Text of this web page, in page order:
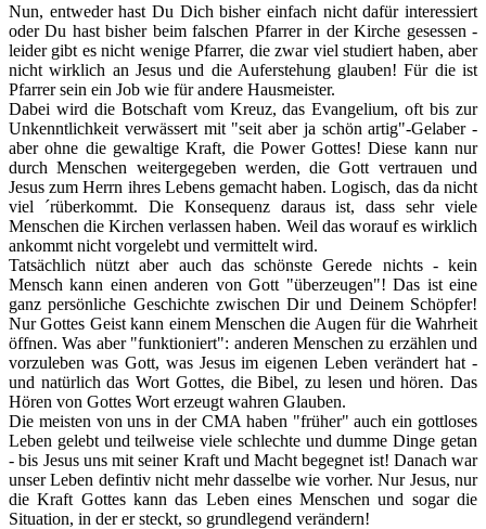
Nun, entweder hast Du Dich bisher einfach nicht dafür interessiert
oder Du hast bisher beim falschen Pfarrer in der Kirche gesessen -
leider gibt es nicht wenige Pfarrer, die zwar viel studiert haben, aber
nicht wirklich an Jesus und die Auferstehung glauben! Für die ist
Pfarrer sein ein Job wie für andere Hausmeister.
Dabei wird die Botschaft vom Kreuz, das Evangelium, oft bis zur
Unkenntlichkeit verwässert mit "seit aber ja schön artig"-Gelaber -
aber ohne die gewaltige Kraft, die Power Gottes! Diese kann nur
durch Menschen weitergegeben werden, die Gott vertrauen und
Jesus zum Herrn ihres Lebens gemacht haben. Logisch, das da nicht
viel ´rüberkommt. Die Konsequenz daraus ist, dass sehr viele
Menschen die Kirchen verlassen haben. Weil das worauf es wirklich
ankommt nicht vorgelebt und vermittelt wird.
Tatsächlich nützt aber auch das schönste Gerede nichts - kein
Mensch kann einen anderen von Gott "überzeugen"! Das ist eine
ganz persönliche Geschichte zwischen Dir und Deinem Schöpfer!
Nur Gottes Geist kann einem Menschen die Augen für die Wahrheit
öffnen. Was aber "funktioniert": anderen Menschen zu erzählen und
vorzuleben was Gott, was Jesus im eigenen Leben verändert hat -
und natürlich das Wort Gottes, die Bibel, zu lesen und hören. Das
Hören von Gottes Wort erzeugt wahren Glauben.
Die meisten von uns in der CMA haben "früher" auch ein gottloses
Leben gelebt und teilweise viele schlechte und dumme Dinge getan
- bis Jesus uns mit seiner Kraft und Macht begegnet ist! Danach war
unser Leben defintiv nicht mehr dasselbe wie vorher. Nur Jesus, nur
die Kraft Gottes kann das Leben eines Menschen und sogar die
Situation, in der er steckt, so grundlegend verändern!